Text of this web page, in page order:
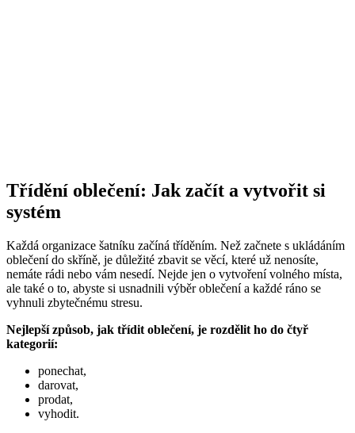
Třídění oblečení: Jak začít a vytvořit si
systém
Každá organizace šatníku začíná tříděním. Než začnete s ukládáním
oblečení do skříně, je důležité zbavit se věcí, které už nenosíte,
nemáte rádi nebo vám nesedí. Nejde jen o vytvoření volného místa,
ale také o to, abyste si usnadnili výběr oblečení a každé ráno se
vyhnuli zbytečnému stresu.
Nejlepší způsob, jak třídit oblečení, je rozdělit ho do čtyř
kategorií:
ponechat,
darovat,
prodat,
vyhodit.